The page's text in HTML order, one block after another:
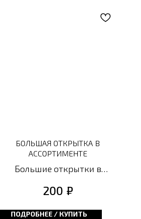
БОЛЬШАЯ ОТКРЫТКА В
АССОРТИМЕНТЕ
Большие открытки в
способ выразить свои чувства
и пожелания в особенный
200 ₽
ПОДРОБНЕЕ / КУПИТЬ